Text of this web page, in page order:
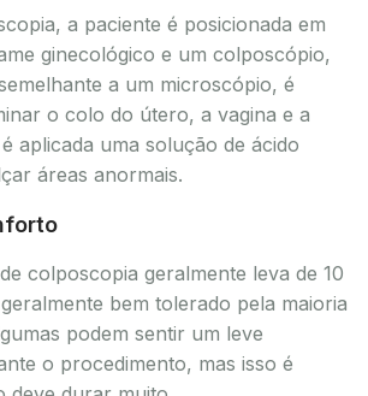
a paciente é posicionada em
ginecológico e um colposcópio,
a um microscópio, é
o colo do útero, a vagina e a
aplicada uma solução de ácido
áreas anormais.
colposcopia geralmente leva de 10
bem tolerado pela maioria
podem sentir um leve
o procedimento, mas isso é